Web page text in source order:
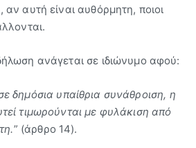
αυτή είναι αυθόρμητη, ποιοι
ανάγεται σε ιδιώνυμο αφού:
δημόσια υπαίθρια συνάθροιση, η
τιμωρούνται με φυλάκιση από
” (άρθρο 14).